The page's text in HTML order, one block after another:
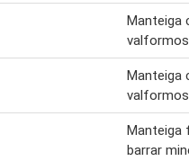
Manteiga
Manteiga
Manteiga
barrar